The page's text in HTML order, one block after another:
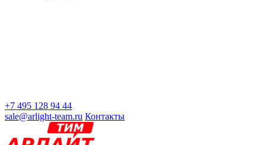
+7 495 128 94 44
sale@arlight-team.ru Контакты